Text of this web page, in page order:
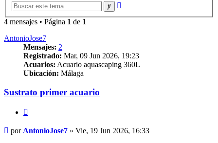
Buscar
4 mensajes • Página 1 de 1
AntonioJose7
Mensajes: 2
Registrado: Mar, 09 Jun 2026, 19:23
Acuarios: Acuario aquascaping 360L
Ubicación: Málaga
Sustrato primer acuario
Mensaje
por AntonioJose7 » Vie, 19 Jun 2026, 16:33